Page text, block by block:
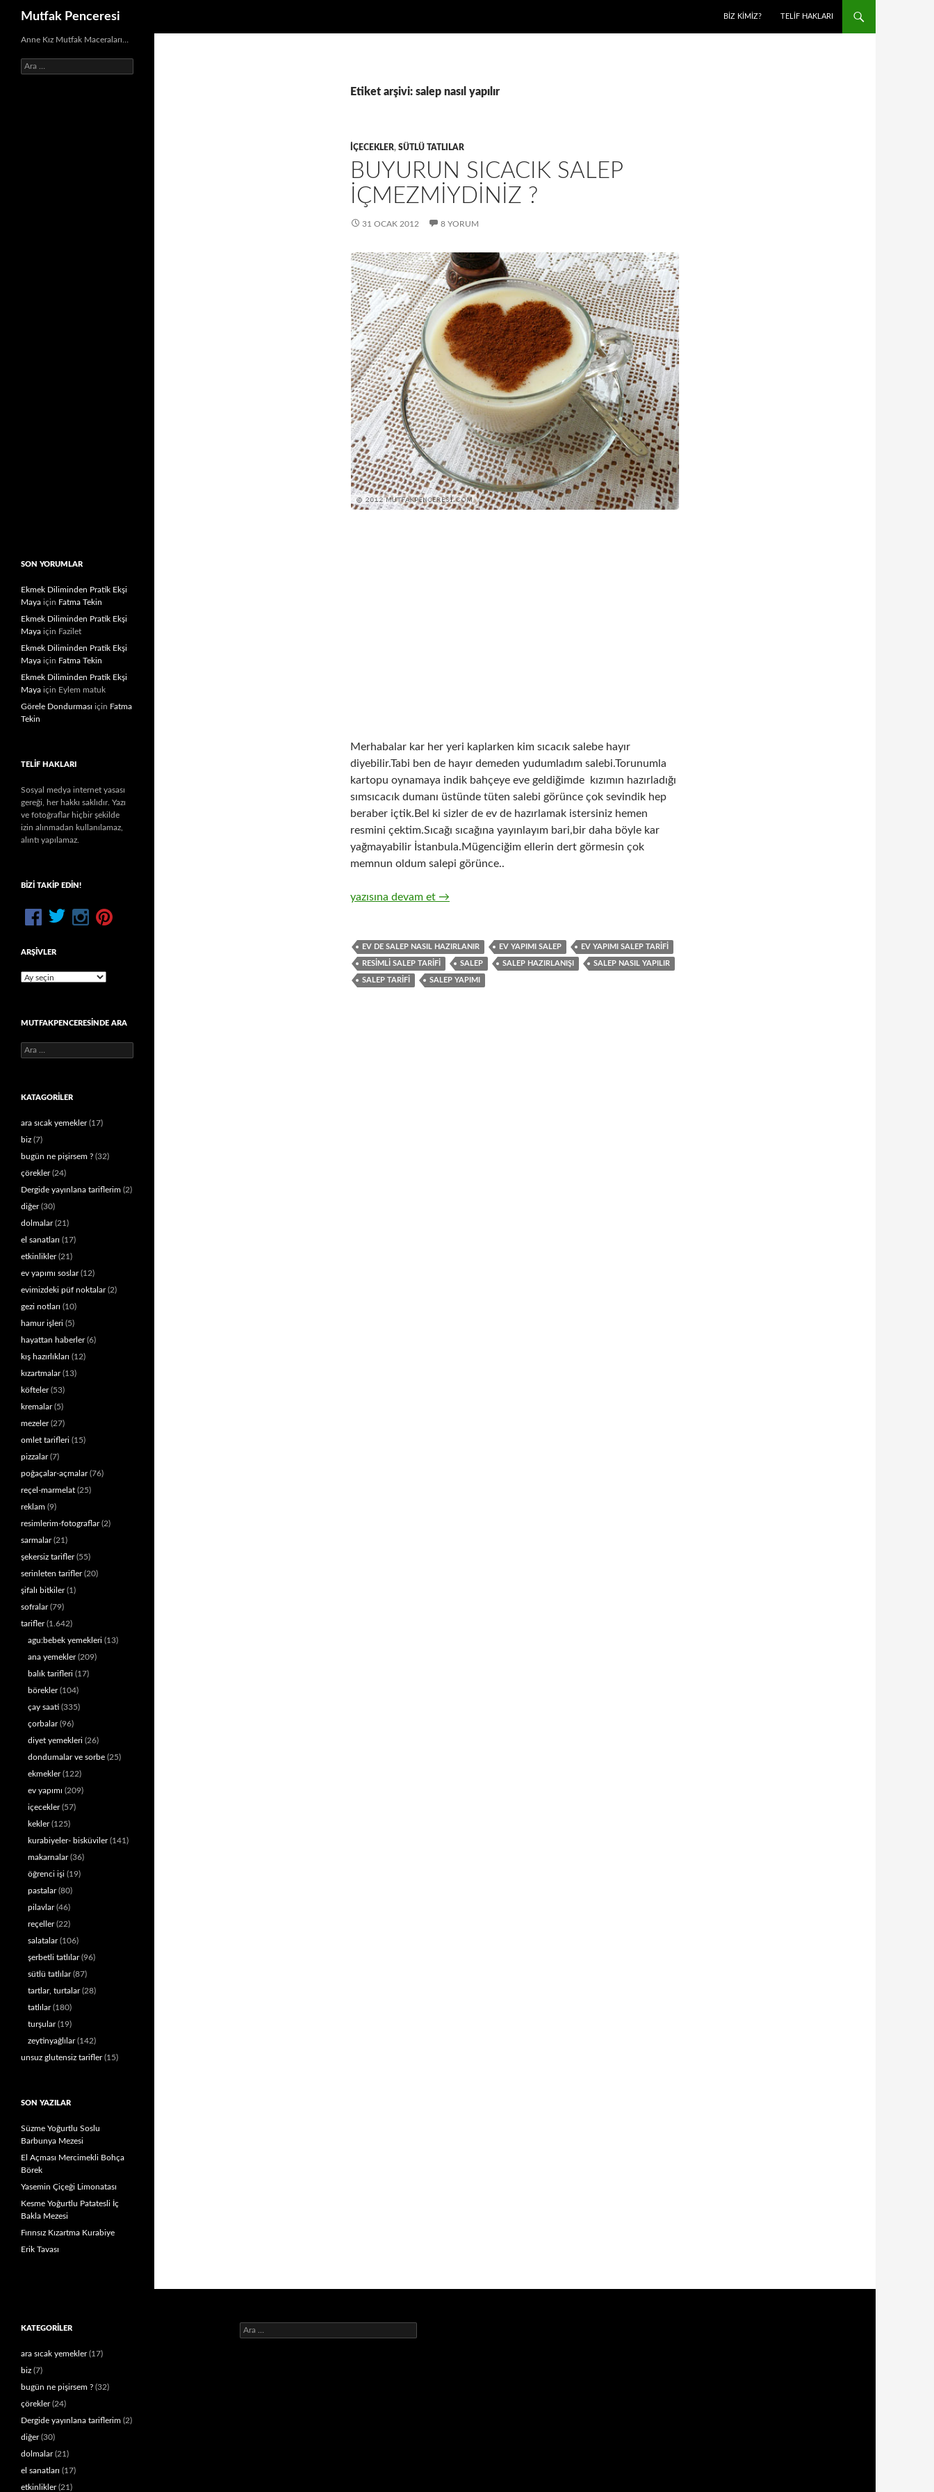
İçeriğe
Mutfak Penceresi BIZ KIMIZ? TELIF HAKLARI
Etiket arşivi: salep nasıl yapılır
IÇECEKLER, SÜTLÜ TATLILAR
BUYURUN SICACIK SALEP
İÇMEZMIYDINIZ ?
31 OCAK 2012 8 YORUM
Merhabalar kar her yeri kaplarken kim sıcacık salebe hayır
diyebilir.Tabi ben de hayır demeden yudumladım salebi.Torunumla
kartopu oynamaya indik bahçeye eve geldiğimde kızımın hazırladığı
sımsıcacık dumanı üstünde tüten salebi görünce çok sevindik hep
beraber içtik.Bel ki sizler de ev de hazırlamak istersiniz hemen
resmini çektim.Sıcağı sıcağına yayınlayım bari,bir daha böyle kar
yağmayabilir İstanbula.Mügenciğim ellerin dert görmesin çok
memnun oldum salepi görünce..
Buyurun Sıcacık Salep İçmezmiydiniz ?
yazısına devam et →
EV DE SALEP NASIL HAZIRLANIR EV YAPIMI SALEP EV YAPIMI SALEP TARIFI
RESIMLI SALEP TARIFI SALEP SALEP HAZIRLANIŞI SALEP NASIL YAPILIR
SALEP TARIFI SALEP YAPIMI
Anne Kız Mutfak Maceraları…
Arama:
SON YORUMLAR
Ekmek Diliminden Pratik Ekşi
Maya için Fatma Tekin
Ekmek Diliminden Pratik Ekşi
Maya için Fazilet
Ekmek Diliminden Pratik Ekşi
Maya için Fatma Tekin
Ekmek Diliminden Pratik Ekşi
Maya için Eylem matuk
Görele Dondurması için Fatma
Tekin
TELIF HAKLARI
Sosyal medya internet yasası
gereği, her hakkı saklıdır. Yazı
ve fotoğraflar hiçbir şekilde
izin alınmadan kullanılamaz,
alıntı yapılamaz.
BIZI TAKIP EDIN!
ARŞIVLER
Arşivler
MUTFAKPENCERESINDE ARA
Arama:
KATAGORILER
ara sıcak yemekler(17)
biz (7)
bugün ne pişirsem ? (32)
çörekler(24)
Dergide yayınlana tariflerim (2)
diğer(30)
dolmalar(21)
el sanatları (17)
etkinlikler(21)
ev yapımı soslar(12)
evimizdeki püf noktalar(2)
gezi notları (10)
hamur işleri (5)
hayattan haberler(6)
kış hazırlıkları (12)
kızartmalar(13)
köfteler(53)
kremalar(5)
mezeler(27)
omlet tarifleri (15)
pizzalar(7)
poğaçalar-açmalar(76)
reçel-marmelat (25)
reklam (9)
resimlerim-fotograflar(2)
sarmalar(21)
şekersiz tarifler(55)
serinleten tarifler(20)
şifalı bitkiler(1)
sofralar(79)
tarifler(1.642)
agu:bebek yemekleri (13)
ana yemekler(209)
balık tarifleri (17)
börekler(104)
çay saati (335)
çorbalar(96)
diyet yemekleri (26)
dondumalar ve sorbe (25)
ekmekler(122)
ev yapımı (209)
içecekler(57)
kekler(125)
kurabiyeler- bisküviler(141)
makarnalar(36)
öğrenci işi (19)
pastalar(80)
pilavlar(46)
reçeller(22)
salatalar(106)
şerbetli tatlılar(96)
sütlü tatlılar(87)
tartlar, turtalar(28)
tatlılar(180)
turşular(19)
zeytinyağlılar(142)
unsuz glutensiz tarifler(15)
SON YAZILAR
Süzme Yoğurtlu Soslu
Barbunya Mezesi
El Açması Mercimekli Bohça
Börek
Yasemin Çiçeği Limonatası
Kesme Yoğurtlu Patatesli İç
Bakla Mezesi
Fırınsız Kızartma Kurabiye
Erik Tavası
KATEGORILER
ara sıcak yemekler(17)
biz (7)
bugün ne pişirsem ? (32)
çörekler(24)
Dergide yayınlana tariflerim (2)
diğer(30)
dolmalar(21)
el sanatları (17)
etkinlikler(21)
Arama: